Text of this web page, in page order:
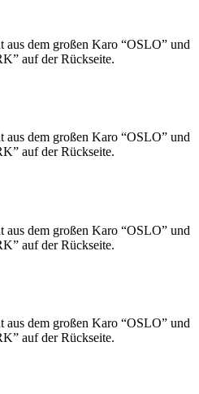
aus dem großen Karo “OSLO” und
auf der Rückseite.
aus dem großen Karo “OSLO” und
auf der Rückseite.
aus dem großen Karo “OSLO” und
auf der Rückseite.
aus dem großen Karo “OSLO” und
auf der Rückseite.